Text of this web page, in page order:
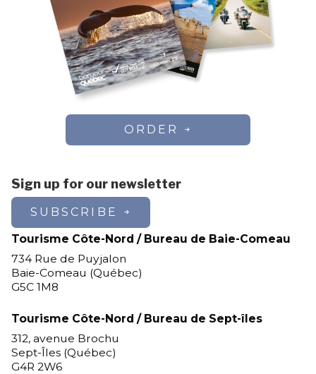
ORDER
Sign up for our newsletter
SUBSCRIBE
Tourisme Côte-Nord / Bureau de Baie-Comeau
734 Rue de Puyjalon
Baie-Comeau (Québec)
G5C 1M8
Tourisme Côte-Nord / Bureau de Sept-îles
312, avenue Brochu
Sept-Îles (Québec)
G4R 2W6